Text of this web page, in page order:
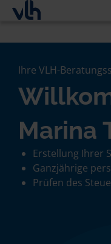
Ihre VLH-
Marina
Erstellung Ihrer
Ganzjährige
Prüfen des